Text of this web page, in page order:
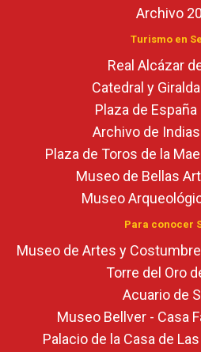
Archivo
Turismo en
Real Alcázar
Catedral y
Plaza de
Archivo de
Plaza de Toros de la
Museo de Bellas
Museo
Para conocer
Museo de Artes y
Torre del Oro
Acuario de
Museo Bellver - Casa
Palacio de la Casa de